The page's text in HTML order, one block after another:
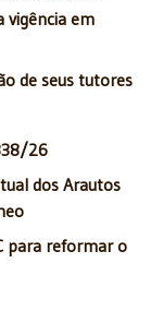
vigência em
de seus tutores
26
dos Arautos
para reformar o